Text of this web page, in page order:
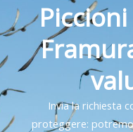
Invia la richiesta
proteggere: